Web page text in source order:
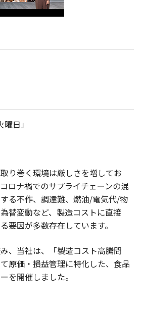
日」
り巻く環境は厳しさを増してお
ロナ禍でのサプライチェーンの混
る不作、調達難、燃油/電気代/物
替変動など、製造コストに直接
要因が多数存在しています。
、当社は、「製造コスト高騰問
原価・損益管理に特化した、食品
を開催しました。